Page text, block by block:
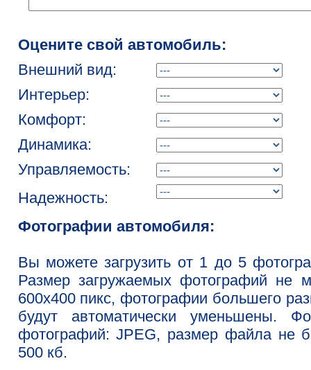
Оцените свой автомобиль:
Внешний вид:
Интерьер:
Комфорт:
Динамика:
Управляемость:
Надежность:
Фотографии автомобиля:
Вы можете загрузить от 1 до 5
Размер загружаемых фотографий не
600x400 пикс, фотографии большего
будут автоматически уменьшены.
фотографий: JPEG, размер файла не
500 кб.